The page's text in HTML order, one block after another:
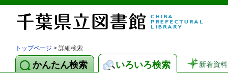
トップページ > 詳細検索
かんたん検索 いろいろ検索 新着資料